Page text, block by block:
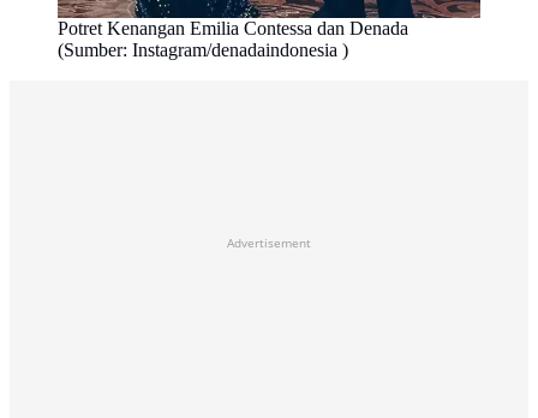
Potret Kenangan Emilia Contessa dan Denada
(Sumber: Instagram/denadaindonesia )
Advertisement